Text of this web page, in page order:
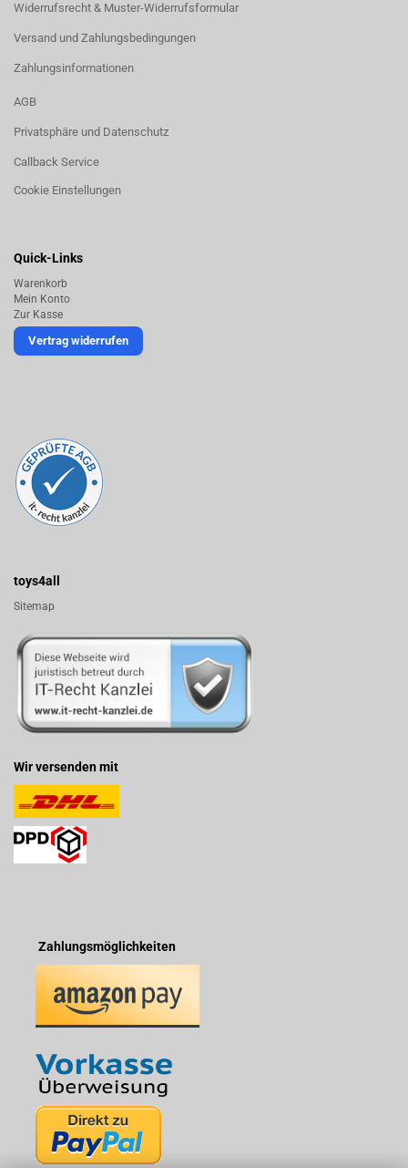
Widerrufsrecht & Muster-Widerrufsformular
Versand und Zahlungsbedingungen
Zahlungsinformationen
AGB
Privatsphäre und Datenschutz
Callback Service
Cookie Einstellungen
Quick-Links
Warenkorb
Mein Konto
Zur Kasse
Vertrag widerrufen
toys4all
Sitemap
Wir versenden mit
Zahlungsmöglichkeiten